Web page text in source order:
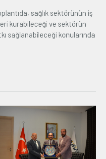
sağlık sektörünün iş
kurabileceği ve sektörün
sağlanabileceği konularında